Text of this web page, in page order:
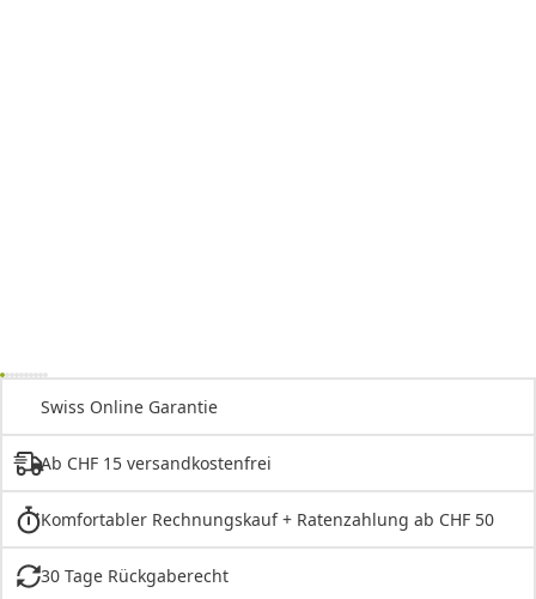
Swiss Online Garantie
Ab CHF 15 versandkostenfrei
Komfortabler Rechnungskauf + Ratenzahlung ab CHF 50
30 Tage Rückgaberecht